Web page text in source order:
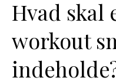
Hvad skal
workout